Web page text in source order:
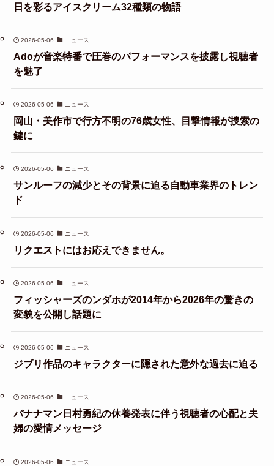
日を彩るアイスクリーム32種類の物語
2026-05-06 ニュース
Adoが音楽特番で圧巻のパフォーマンスを披露し視聴者
を魅了
2026-05-06 ニュース
岡山・美作市で行方不明の76歳女性、目撃情報が捜索の
鍵に
2026-05-06 ニュース
サンルーフの減少とその背景に迫る自動車業界のトレン
ド
2026-05-06 ニュース
リクエストにはお応えできません。
2026-05-06 ニュース
フィッシャーズのンダホが2014年から2026年の驚きの
変貌を公開し話題に
2026-05-06 ニュース
ジブリ作品のキャラクターに隠された意外な過去に迫る
2026-05-06 ニュース
バナナマン日村勇紀の休養発表に伴う視聴者の心配と夫
婦の愛情メッセージ
2026-05-06 ニュース